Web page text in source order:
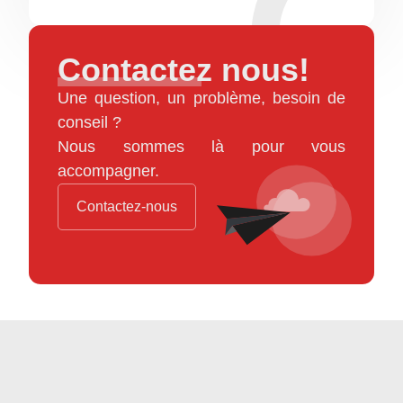
Contactez nous!
Une question, un problème, besoin de
conseil ?
Nous sommes là pour vous
accompagner.
Contactez-nous